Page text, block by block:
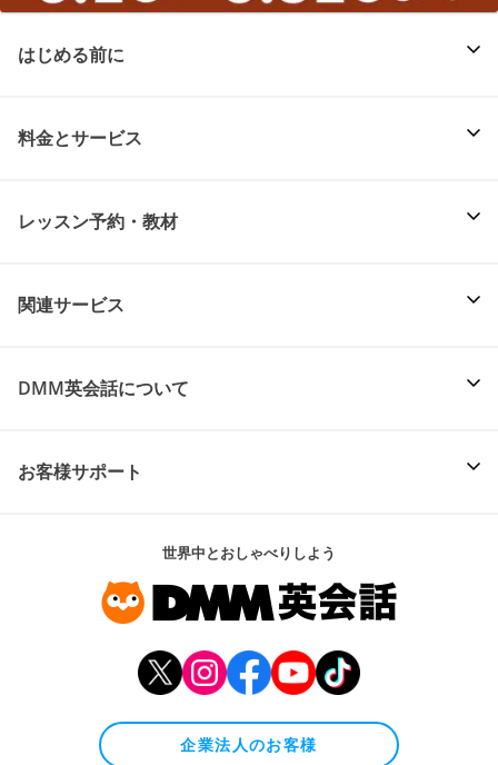
はじめる前に
料金とサービス
レッスン予約・教材
関連サービス
DMM英会話について
お客様サポート
世界中とおしゃべりしよう
企業法人のお客様